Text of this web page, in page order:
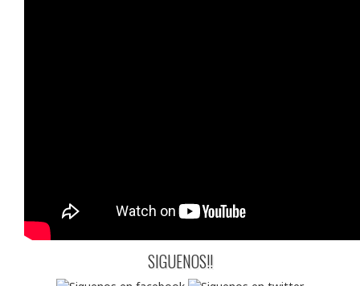
SIGUENOS!!